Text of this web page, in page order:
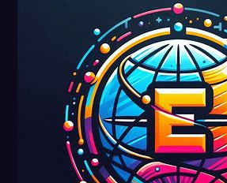
nalita
uri și
perso
nalita
te